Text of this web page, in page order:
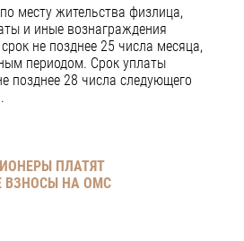
месту жительства физлица,
и иные вознаграждения
не позднее 25 числа месяца,
периодом. Срок уплаты
позднее 28 числа следующего
ПЛАТЯТ
ВЗНОСЫ НА ОМС